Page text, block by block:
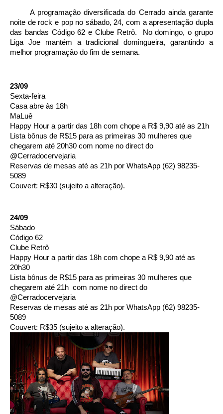
A programação diversificada do Cerrado ainda garante
noite de rock e pop no sábado, 24, com a apresentação dupla
das bandas Código 62 e Clube Retrô.  No domingo, o grupo
Liga Joe mantém a tradicional domingueira, garantindo a
melhor programação do fim de semana.
23/09
Sexta-feira
Casa abre às 18h
MaLuê
Happy Hour a partir das 18h com chope a R$ 9,90 até as 21h
Lista bônus de R$15 para as primeiras 30 mulheres que
chegarem até 20h30 com nome no direct do
@Cerradocervejaria
Reservas de mesas até as 21h por WhatsApp (62) 98235-
5089
Couvert: R$30 (sujeito a alteração).
24/09
Sábado
Código 62
Clube Retrô
Happy Hour a partir das 18h com chope a R$ 9,90 até as
20h30
Lista bônus de R$15 para as primeiras 30 mulheres que
chegarem até 21h  com nome no direct do
@Cerradocervejaria
Reservas de mesas até as 21h por WhatsApp (62) 98235-
5089
Couvert: R$35 (sujeito a alteração).